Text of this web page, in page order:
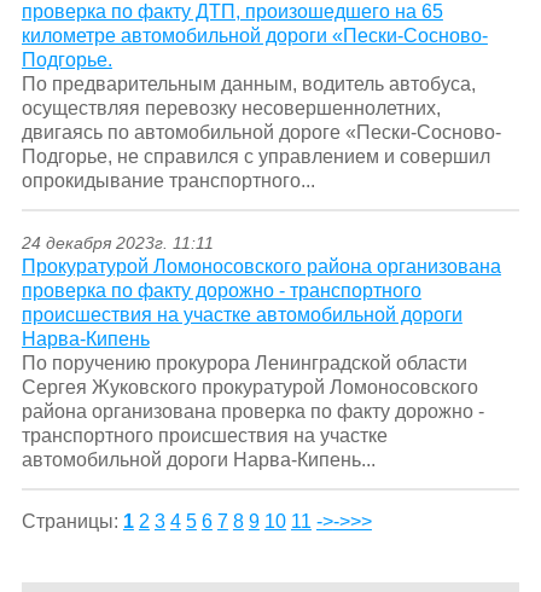
проверка по факту ДТП, произошедшего на 65
километре автомобильной дороги «Пески-Сосново-
Подгорье.
По предварительным данным, водитель автобуса,
осуществляя перевозку несовершеннолетних,
двигаясь по автомобильной дороге «Пески-Сосново-
Подгорье, не справился с управлением и совершил
опрокидывание транспортного...
24 декабря 2023г. 11:11
Прокуратурой Ломоносовского района организована
проверка по факту дорожно - транспортного
происшествия на участке автомобильной дороги
Нарва-Кипень
По поручению прокурора Ленинградской области
Сергея Жуковского прокуратурой Ломоносовского
района организована проверка по факту дорожно -
транспортного происшествия на участке
автомобильной дороги Нарва-Кипень...
Страницы: 1 2 3 4 5 6 7 8 9 10 11 ->->>>